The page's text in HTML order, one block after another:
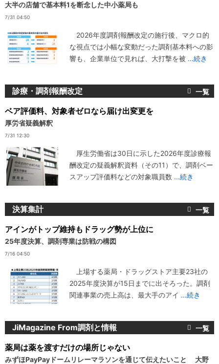
大半の店舗で基本料1を断念した中小薬局も
7/31 04:50
2026年度調剤報酬改定の施行後、マクロ的
な視点では小幅な変動だった調剤基本料への影
響も、企業単位で見れば、大打撃を被 ...続き
診療・調剤報酬改定
ベア評価料、対象者ゼロなら届け出変更を
厚労省疑義解釈
7/31 12:30
厚生労働省は30日に示した2026年度診療報
酬改定の疑義解釈資料（その11）で、調剤ベー
スアップ評価料などの対象職員数 ...続き
決算集計
アインがトップ維持もドラッグ勢が上位に
25年度決算、調剤専業は防戦の構図
7/16 04:50
上場する薬局・ドラッグストア主要23社の
2025年度決算が15日までに出そろった。調剤
関連事業の売上高は、最大手のアイ ...続き
JiMagazine From調剤と情報
薬局は薬を渡すだけの場所じゃない
みずほPayPayドームリレーマラソンを通じて伝えたいこと 大野